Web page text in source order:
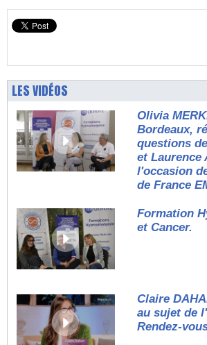
LES VIDÉOS
Olivia
Bordeaux,
questions
et Laurence
l'occasion
de France
Formation
et Cancer.
Claire
au sujet de
Rendez-